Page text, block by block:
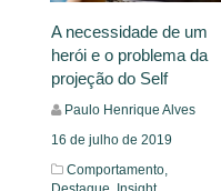
A necessidade de um
herói e o problema da
projeção do Self
Paulo Henrique Alves
16 de julho de 2019
Comportamento,